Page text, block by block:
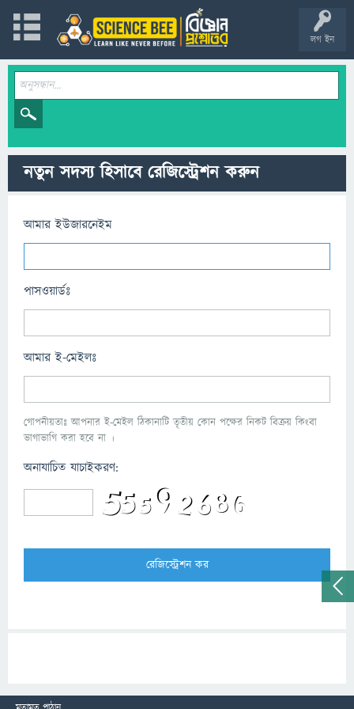
লগ ইন
নতুন সদস্য হিসাবে রেজিস্ট্রেশন করুন
আমার ইউজারনেইম
পাসওয়ার্ডঃ
আমার ই-মেইলঃ
গোপনীয়তাঃ আপনার ই-মেইল ঠিকানাটি তৃতীয় কোন পক্ষের নিকট বিক্রয় কিংবা
ভাগাভাগি করা হবে না ।
অনাযাচিত যাচাইকরণ: